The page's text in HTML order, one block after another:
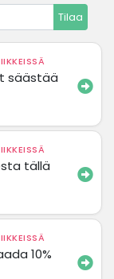
Tilaa
säästää
tällä
10%